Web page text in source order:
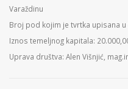
Varaždinu
Broj pod kojim je tvrtka upisana
Iznos temeljnog kapitala:
Uprava društva: Alen Višnjić,